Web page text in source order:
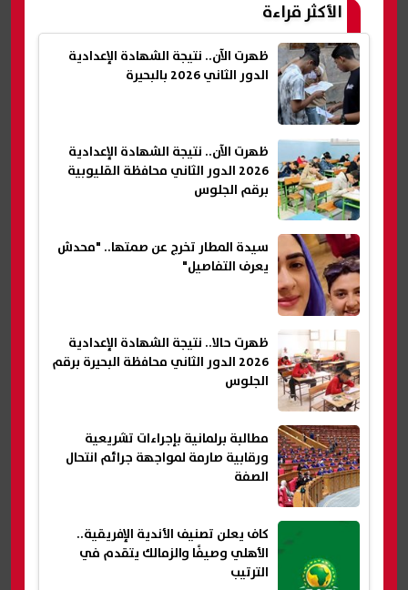
الأكثر قراءة
ظهرت الآن.. نتيجة الشهادة الإعدادية
الدور الثاني 2026 بالبحيرة
ظهرت الآن.. نتيجة الشهادة الإعدادية
2026 الدور الثاني محافظة القليوبية
برقم الجلوس
سيدة المطار تخرج عن صمتها.. "محدش
يعرف التفاصيل"
ظهرت حالا.. نتيجة الشهادة الإعدادية
2026 الدور الثاني محافظة البحيرة برقم
الجلوس
مطالبة برلمانية بإجراءات تشريعية
ورقابية صارمة لمواجهة جرائم انتحال
الصفة
كاف يعلن تصنيف الأندية الإفريقية..
الأهلي وصيفًا والزمالك يتقدم في
الترتيب